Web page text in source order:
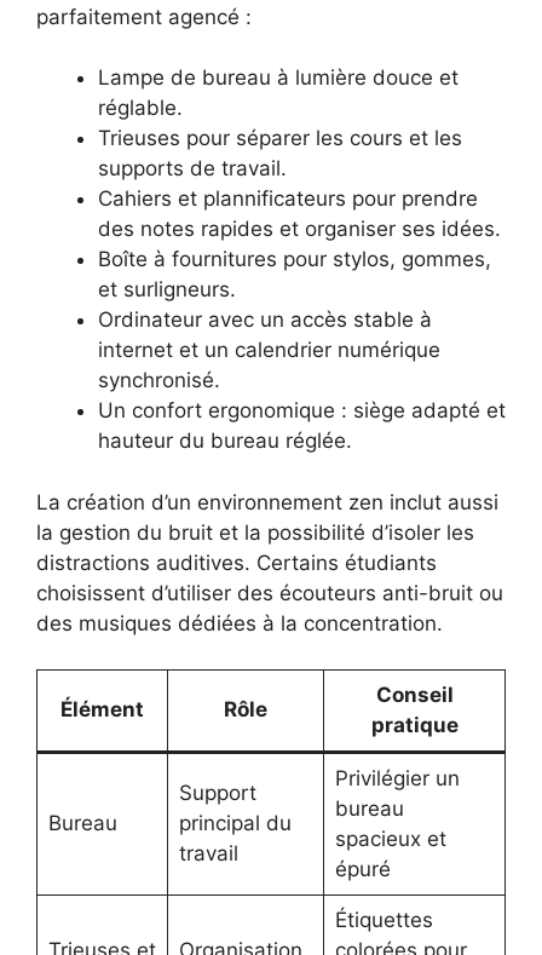
parfaitement agencé :
Lampe de bureau à lumière douce et
réglable.
Trieuses pour séparer les cours et les
supports de travail.
Cahiers et plannificateurs pour prendre
des notes rapides et organiser ses idées.
Boîte à fournitures pour stylos, gommes,
et surligneurs.
Ordinateur avec un accès stable à
internet et un calendrier numérique
synchronisé.
Un confort ergonomique : siège adapté et
hauteur du bureau réglée.
La création d’un environnement zen inclut aussi
la gestion du bruit et la possibilité d’isoler les
distractions auditives. Certains étudiants
choisissent d’utiliser des écouteurs anti-bruit ou
des musiques dédiées à la concentration.
Élément Rôle
Conseil
pratique
Bureau
Support
principal du
travail
Privilégier un
bureau
spacieux et
épuré
Étiquettes